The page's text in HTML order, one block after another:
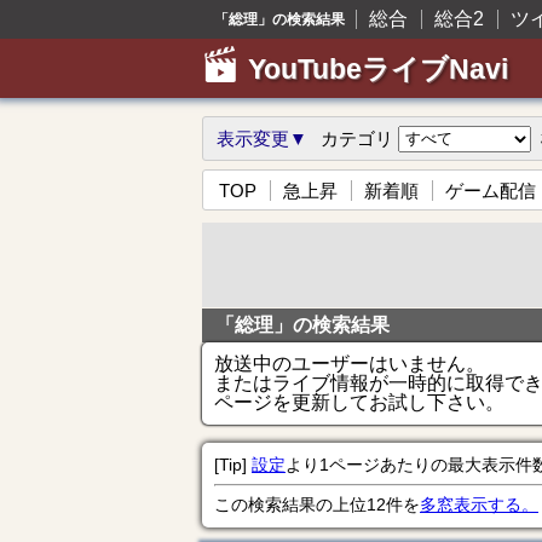
「総理」の検索結果 総合 総合2 ツ
YouTubeライブNavi
表示変更▼ カテゴリ
TOP 急上昇 新着順 ゲーム配信
「総理」の検索結果
放送中のユーザーはいません。
またはライブ情報が一時的に取得で
ページを更新してお試し下さい。
[Tip] 設定より1ページあたりの最大表示件
この検索結果の上位12件を多窓表示する。